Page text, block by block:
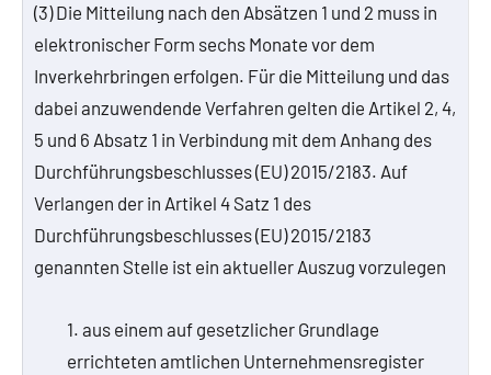
(3) Die Mitteilung nach den Absätzen 1 und 2 muss in
elektronischer Form sechs Monate vor dem
Inverkehrbringen erfolgen. Für die Mitteilung und das
dabei anzuwendende Verfahren gelten die Artikel 2, 4,
5 und 6 Absatz 1 in Verbindung mit dem Anhang des
Durchführungsbeschlusses (EU) 2015/2183. Auf
Verlangen der in Artikel 4 Satz 1 des
Durchführungsbeschlusses (EU) 2015/2183
genannten Stelle ist ein aktueller Auszug vorzulegen
1. aus einem auf gesetzlicher Grundlage
errichteten amtlichen Unternehmensregister